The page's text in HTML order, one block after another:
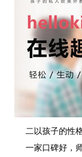
二以孩子的性
一家口碑好，师